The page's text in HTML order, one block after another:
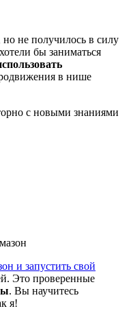
но не получилось в силу
бы заниматься
в нише
с новыми знаниями
и запустить свой
Это проверенные
. Вы научитесь
я!